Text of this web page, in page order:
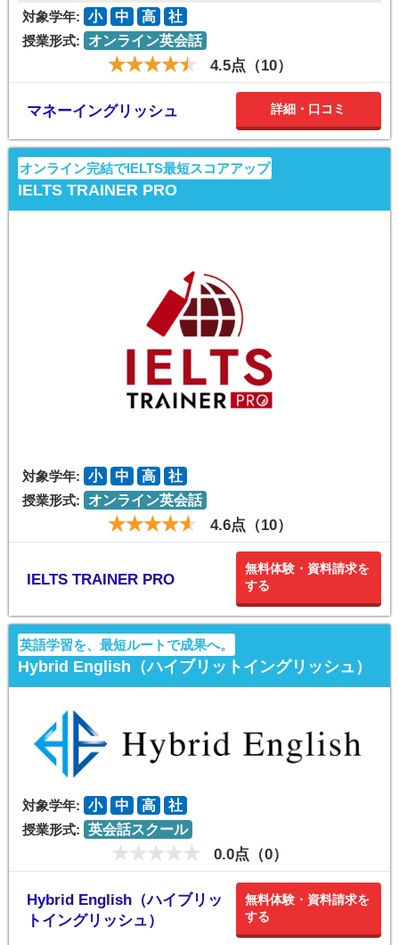
対象学年: 小 中 高
社
授業形式:
オンライン英会話
4.5点（10）
マネーイングリッシュ 詳細・口コミ
オンライン完結でIELTS最短スコアアップ
IELTS TRAINER PRO
対象学年: 小 中 高
社
授業形式:
オンライン英会話
4.6点（10）
IELTS TRAINER PRO
無料体験・資料請求を
する
英語学習を、最短ルートで成果へ。
Hybrid English（ハイブリットイングリッシュ）
対象学年: 小 中 高
社
授業形式: 英会話スクール
0.0点（0）
Hybrid English（ハイブリッ
トイングリッシュ）
無料体験・資料請求を
する